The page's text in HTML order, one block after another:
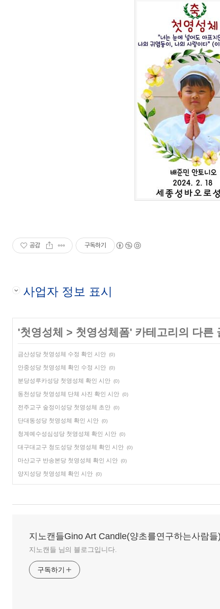
공감 구독하기
사업자 정보 표시
'첫영성체 > 첫영성체폼' 카테고리의 다른
금산성당 첫영성체 수정 확인 시안 (0)
안중성당 첫영성체 확인 수정 시안 (0)
분당성루카성당 첫영성체 확인 시안 (0)
동천성당 첫영성체 단체 사진 확인 시안 (0)
전주교구 숲정이성당 첫영성체 초안 (0)
단대동성당 첫영성체 확인 시안 (0)
청계예수성심성당 첫영성체 확인 시안 (0)
대구대교구 청도성당 첫영성체 확인 시안 (0)
마산교구 반송본당 첫영성체 확인 시안 (0)
양지성당 첫영성체 확인 시안 (0)
지노캔들Gino Art Candle(양초를연구하는사람들
지노캔들 님의 블로그입니다.
구독하기